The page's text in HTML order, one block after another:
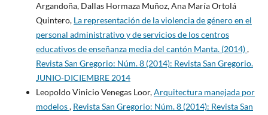
Argandoña, Dallas Hormaza Muñoz, Ana María Ortolá
Quintero, La representación de la violencia de género en el
personal administrativo y de servicios de los centros
educativos de enseñanza media del cantón Manta. (2014),
Revista San Gregorio: Núm. 8 (2014): Revista San Gregorio.
JUNIO-DICIEMBRE 2014
Leopoldo Vinicio Venegas Loor,Arquitectura manejada por
modelos, Revista San Gregorio: Núm. 8 (2014): Revista San